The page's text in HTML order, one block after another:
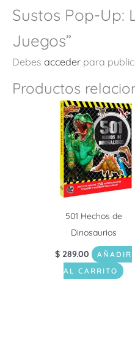
Sustos Pop-Up:
Juegos”
Debes acceder para
Productos
501 Hechos de
Dinosaurios
$ 289.00
AÑADIR
AL CARRITO